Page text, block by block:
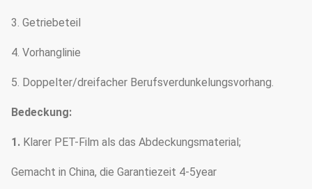
3. Getriebeteil
4. Vorhanglinie
5. Doppelter/dreifacher Berufsverdunkelungsvorhang.
Bedeckung:
1. Klarer PET-Film als das Abdeckungsmaterial;
Gemacht in China, die Garantiezeit 4-5year